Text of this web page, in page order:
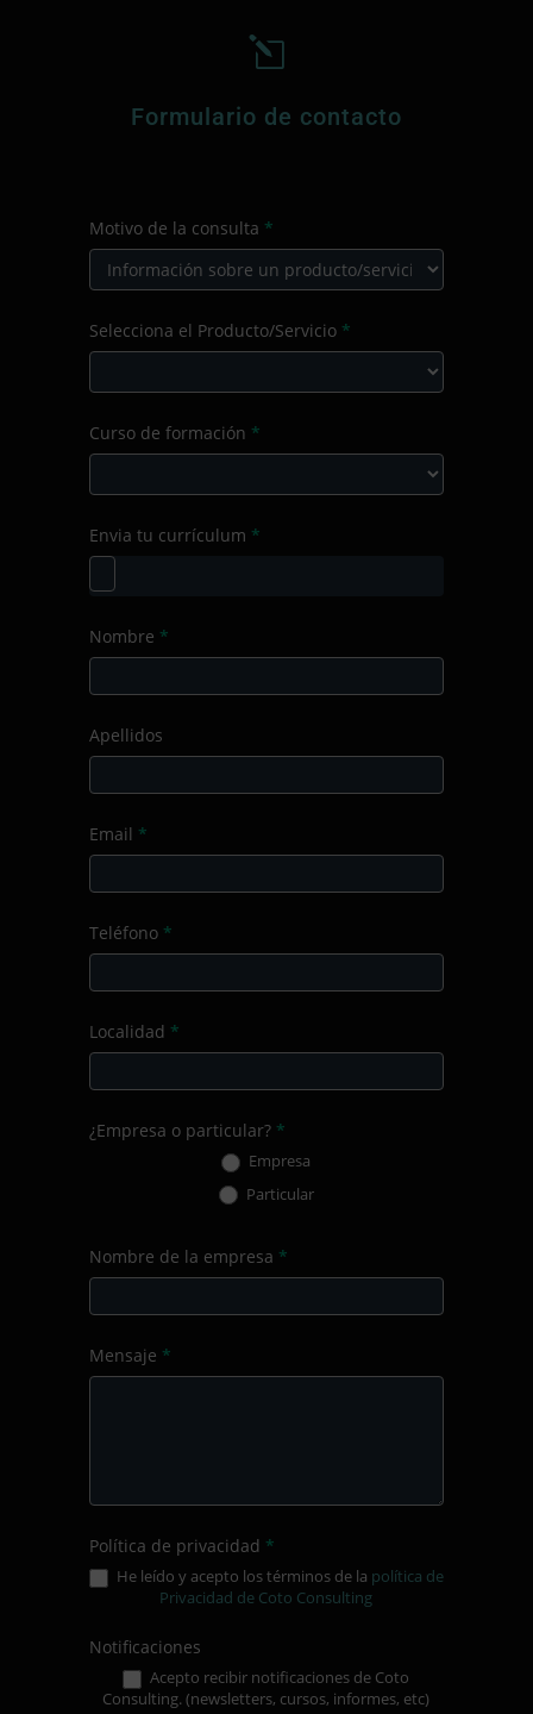
l
Formulario de contacto
CONTACTO
PRINCIPAL
Motivo de la consulta *
de
Selecciona el Producto/Servicio *
Producto/Servicio
Curso de formación *
Envia tu currículum *
Nombre *
Apellidos
Email *
Teléfono *
Localidad *
¿Empresa o particular? *
Empresa
Particular
Nombre de la empresa *
Mensaje *
Política de privacidad *
He leído y acepto los términos de la política de
Privacidad de Coto Consulting
Notificaciones
Acepto recibir notificaciones de Coto
Consulting. (newsletters, cursos, informes, etc)